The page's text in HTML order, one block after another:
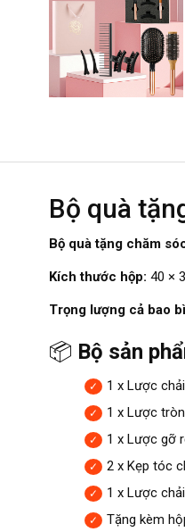
Bộ quà
Bộ quà tặng chăm
Kích thước hộp: 40 ×
Trọng lượng cả bao
📦 Bộ sản
1 x Lược
1 x Lược
1 x Lược gỡ
2 x Kẹp tóc
1 x Lược
Tặng kèm